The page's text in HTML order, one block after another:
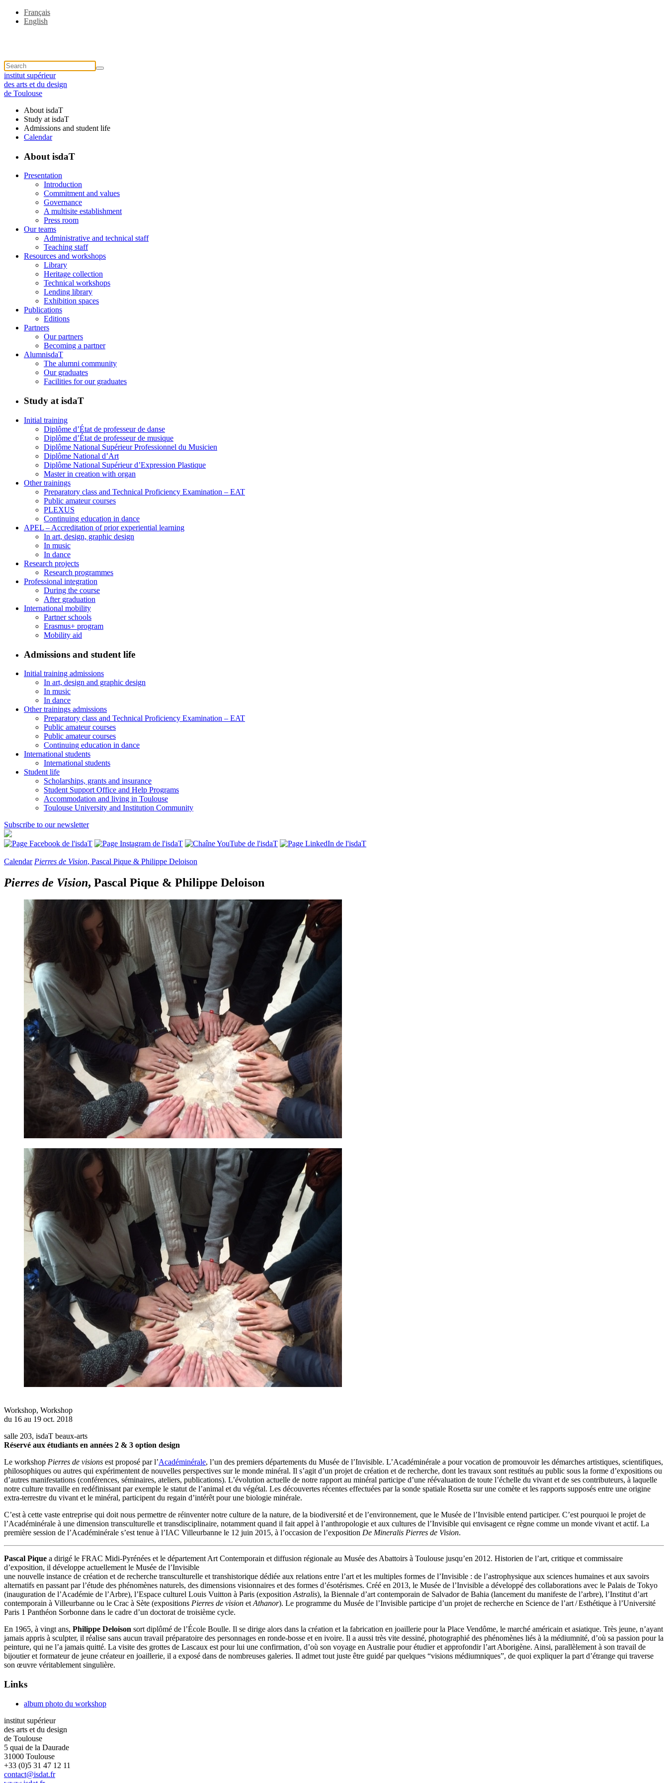
Français
English
institut supérieur
des arts et du design
de Toulouse
About isdaT
Study at isdaT
Admissions and student life
Calendar
About isdaT
Presentation
Introduction
Commitment and values
Governance
A multisite establishment
Press room
Our teams
Administrative and technical staff
Teaching staff
Resources and workshops
Library
Heritage collection
Technical workshops
Lending library
Exhibition spaces
Publications
Editions
Partners
Our partners
Becoming a partner
AlumnisdaT
The alumni community
Our graduates
Facilities for our graduates
Study at isdaT
Initial training
Diplôme d’État de professeur de danse
Diplôme d’État de professeur de musique
Diplôme National Supérieur Professionnel du Musicien
Diplôme National d’Art
Diplôme National Supérieur d’Expression Plastique
Master in creation with organ
Other trainings
Preparatory class and Technical Proficiency Examination – EAT
Public amateur courses
PLEXUS
Continuing education in dance
APEL – Accreditation of prior experiential learning
In art, design, graphic design
In music
In dance
Research projects
Research programmes
Professional integration
During the course
After graduation
International mobility
Partner schools
Erasmus+ program
Mobility aid
Admissions and student life
Initial training admissions
In art, design and graphic design
In music
In dance
Other trainings admissions
Preparatory class and Technical Proficiency Examination – EAT
Public amateur courses
Public amateur courses
Continuing education in dance
International students
International students
Student life
Scholarships, grants and insurance
Student Support Office and Help Programs
Accommodation and living in Toulouse
Toulouse University and Institution Community
Subscribe to our newsletter
Calendar Pierres de Vision, Pascal Pique & Philippe Deloison
Pierres de Vision, Pascal Pique & Philippe Deloison
Workshop, Workshop
du 16 au 19 oct. 2018
salle 203, isdaT beaux-arts
Réservé aux étudiants en années 2 & 3 option design
Le workshop Pierres de visions est proposé par l’Académinérale, l’un des premiers départements du Musée de l’Invisible. L’Académinérale a pour vocation de promouvoir les démarches artistiques, scientifiques,
philosophiques ou autres qui expérimentent de nouvelles perspectives sur le monde minéral. Il s’agit d’un projet de création et de recherche, dont les travaux sont restitués au public sous la forme d’expositions ou
d’autres manifestations (conférences, séminaires, ateliers, publications). L’évolution actuelle de notre rapport au minéral participe d’une réévaluation de toute l’échelle du vivant et de ses contributeurs, à laquelle
notre culture travaille en redéfinissant par exemple le statut de l’animal et du végétal. Les découvertes récentes effectuées par la sonde spatiale Rosetta sur une comète et les rapports supposés entre une origine
extra-terrestre du vivant et le minéral, participent du regain d’intérêt pour une biologie minérale.
C’est à cette vaste entreprise qui doit nous permettre de réinventer notre culture de la nature, de la biodiversité et de l’environnement, que le Musée de l’Invisible entend participer. C’est pourquoi le projet de
l’Académinérale à une dimension transculturelle et transdisciplinaire, notamment quand il fait appel à l’anthropologie et aux cultures de l’Invisible qui envisagent ce règne comme un monde vivant et actif. La
première session de l’Académinérale s’est tenue à l’IAC Villeurbanne le 12 juin 2015, à l’occasion de l’exposition De Mineralis Pierres de Vision.
Pascal Pique a dirigé le FRAC Midi-Pyrénées et le département Art Contemporain et diffusion régionale au Musée des Abattoirs à Toulouse jusqu’en 2012. Historien de l’art, critique et commissaire
d’exposition, il développe actuellement le Musée de l’Invisible
une nouvelle instance de création et de recherche transculturelle et transhistorique dédiée aux relations entre l’art et les multiples formes de l’Invisible : de l’astrophysique aux sciences humaines et aux savoirs
alternatifs en passant par l’étude des phénomènes naturels, des dimensions visionnaires et des formes d’ésotérismes. Créé en 2013, le Musée de l’Invisible a développé des collaborations avec le Palais de Tokyo
(inauguration de l’Académie de l’Arbre), l’Espace culturel Louis Vuitton à Paris (exposition Astralis), la Biennale d’art contemporain de Salvador de Bahia (lancement du manifeste de l’arbre), l’Institut d’art
contemporain à Villeurbanne ou le Crac à Sète (expositions Pierres de vision et Athanor). Le programme du Musée de l’Invisible participe d’un projet de recherche en Science de l’art / Esthétique à l’Université
Paris 1 Panthéon Sorbonne dans le cadre d’un doctorat de troisième cycle.
En 1965, à vingt ans, Philippe Deloison sort diplômé de l’École Boulle. Il se dirige alors dans la création et la fabrication en joaillerie pour la Place Vendôme, le marché américain et asiatique. Très jeune, n’ayant
jamais appris à sculpter, il réalise sans aucun travail préparatoire des personnages en ronde-bosse et en ivoire. Il a aussi très vite dessiné, photographié des phénomènes liés à la médiumnité, d’où sa passion pour la
peinture, qui ne l’a jamais quitté. La visite des grottes de Lascaux est pour lui une confirmation, d’où son voyage en Australie pour étudier et approfondir l’art Aborigène. Ainsi, parallèlement à son travail de
bijoutier et formateur de jeune créateur en joaillerie, il a exposé dans de nombreuses galeries. Il admet tout juste être guidé par quelques “visions médiumniques”, de quoi expliquer la part d’étrange qui traverse
son œuvre véritablement singulière.
Links
album photo du workshop
institut supérieur
des arts et du design
de Toulouse
5 quai de la Daurade
31000 Toulouse
+33 (0)5 31 47 12 11
contact@isdat.fr